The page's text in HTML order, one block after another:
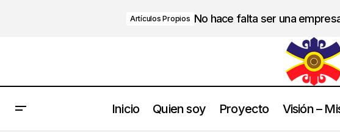
Artículos Propios No hace falta ser una
Inicio Quien soy Proyecto Visión –